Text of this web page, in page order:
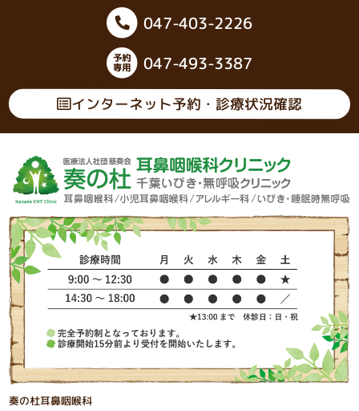
047-403-2226
047-493-3387
インターネット予約・診療状況確認
奏の杜耳鼻咽喉科